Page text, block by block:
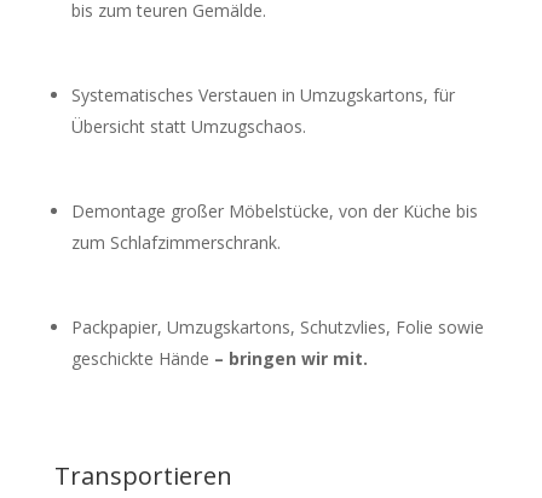
bis zum teuren Gemälde.
Systematisches Verstauen in Umzugskartons, für
Übersicht statt Umzugschaos.
Demontage großer Möbelstücke, von der Küche bis
zum Schlafzimmerschrank.
Packpapier, Umzugskartons, Schutzvlies, Folie sowie
geschickte Hände – bringen wir mit.
Transportieren